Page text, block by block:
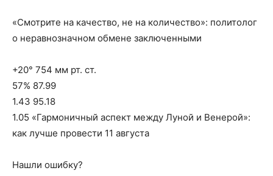
«Смотрите на качество, не на количество»: политолог
о неравнозначном обмене заключенными
+20° 754 мм рт. ст.
57% 87.99
1.43 95.18
1.05 «Гармоничный аспект между Луной и Венерой»:
как лучше провести 11 августа
Нашли ошибку?